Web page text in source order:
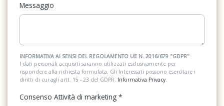
Messaggio
INFORMATIVA AI SENSI DEL REGOLAMENTO UE N. 2016/679 "GDPR"
I dati personali acquisiti saranno utilizzati esclusivamente per
rispondere alla richiesta formulata. Gli Interessati possono esercitare i
diritti di cui agli artt. 15 - 23 del GDPR. Informativa Privacy.
Consenso Attività di marketing *